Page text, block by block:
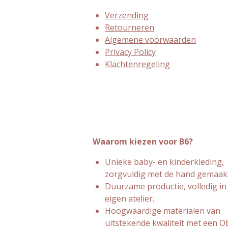
Verzending
Retourneren
Algemene voorwaarden
Privacy Policy
Klachtenregeling
Waarom kiezen voor B6?
Unieke baby- en kinderkleding,
zorgvuldig met de hand
Duurzame productie, volledig
eigen atelier.
Hoogwaardige materialen van
uitstekende kwaliteit met een